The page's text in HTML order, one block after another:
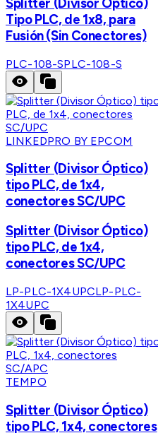
Tipo PLC, de 1x8, para
Fusión (Sin Conectores)
PLC-108-SPLC-108-S
LINKEDPRO BY EPCOM
Splitter (Divisor Óptico)
tipo PLC, de 1x4,
conectores SC/UPC
Splitter (Divisor Óptico)
tipo PLC, de 1x4,
conectores SC/UPC
LP-PLC-1X4UPCLP-PLC-
1X4UPC
TEMPO
Splitter (Divisor Óptico)
tipo PLC, 1x4, conectores